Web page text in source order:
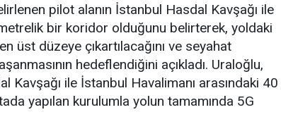
pilot alanın İstanbul Hasdal Kavşağı ile
bir koridor olduğunu belirterek, yoldaki
üst düzeye çıkartılacağını ve seyahat
hedeflendiğini açıkladı. Uraloğlu,
ile İstanbul Havalimanı arasındaki 40
yapılan kurulumla yolun tamamında 5G